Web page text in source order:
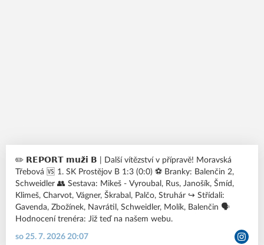
✏️ 𝗥𝗘𝗣𝗢𝗥𝗧 𝗺𝘂𝘇̌𝗶 𝗕 | Další vítězství v přípravě! Moravská
Třebová 🆚 1. SK Prostějov B 1:3 (0:0) ⚽️ Branky: Balenčin 2,
Schweidler 👥 Sestava: Mikeš - Vyroubal, Rus, Janošík, Šmíd,
Klimeš, Charvot, Vágner, Škrabal, Palčo, Struhár ↪️ Střídali:
Gavenda, Zbožínek, Navrátil, Schweidler, Molík, Balenčin 🗣️
Hodnocení trenéra: Již teď na našem webu.
so 25. 7. 2026 20:07